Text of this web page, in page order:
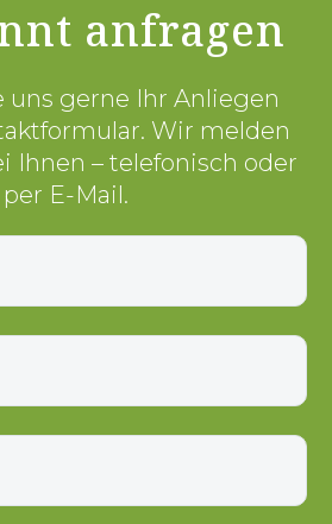
anfragen
uns gerne Ihr Anliegen
Wir melden
Ihnen – telefonisch oder
per E-Mail.